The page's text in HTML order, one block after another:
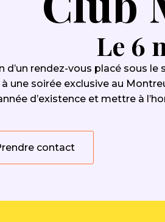
Le 6
d’un rendez-vous placé sous
une soirée exclusive au
d’existence et mettre à
contact